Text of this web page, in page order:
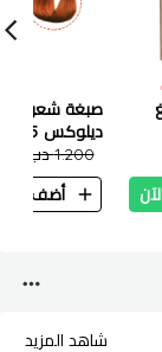
صبغة شعر
القرفة 100 مل
1.200 دب
أضف
شاهد المزيد